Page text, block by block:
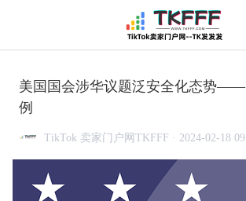
美国国会涉华议题泛安全化态势——
例
TikTok 卖家门户网TKFFF · 2024-02-18